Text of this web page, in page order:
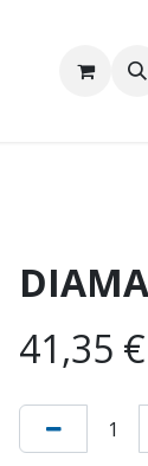
Contactez-nous
41,35 €